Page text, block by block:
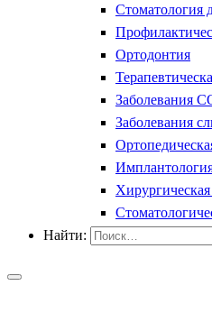
Стоматология
Ортодонтия
Заболевания
Заболевания
Найти: